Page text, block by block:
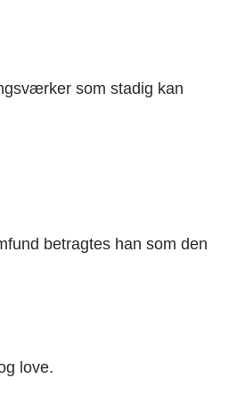
som stadig kan
betragtes han som den
love.